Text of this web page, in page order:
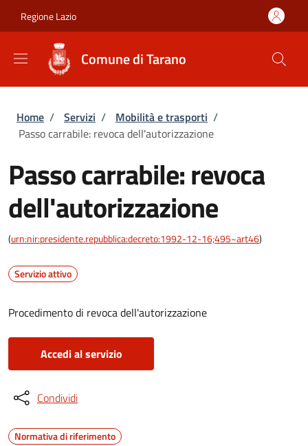
Regione Lazio
Comune di Tarano
Briciole di pane
Home / Servizi / Mobilità e trasporti /
Passo carrabile: revoca dell'autorizzazione
Passo carrabile: revoca
dell'autorizzazione
(urn:nir:presidente.repubblica:decreto:1992-12-16;495~art46)
Servizio attivo
Procedimento di revoca dell'autorizzazione
Accedi al servizio
Condividi
Normativa di riferimento